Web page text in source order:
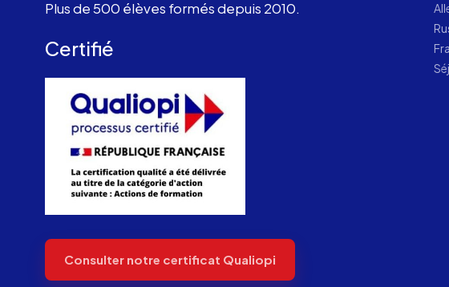
Plus de 500 élèves formés depuis 2010.
Certifié
Consulter notre certificat Qualiopi